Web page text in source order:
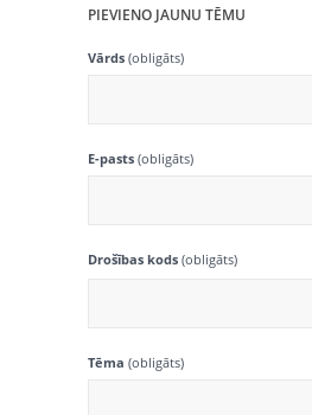
PIEVIENO JAUNU TĒMU
Vārds (obligāts)
E-pasts (obligāts)
Drošības kods (obligāts)
Tēma (obligāts)